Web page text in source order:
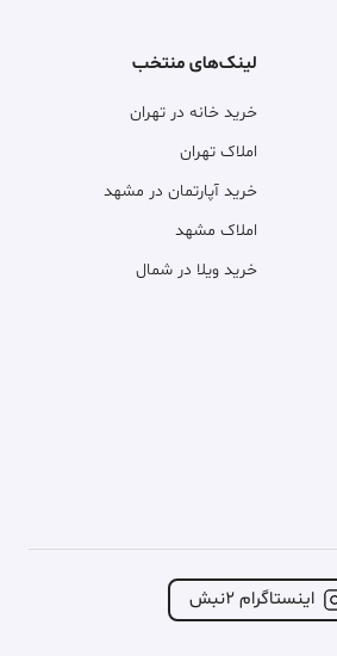
لینک‌های منتخب
خرید خانه در تهران
املاک تهران
خرید آپارتمان در مشهد
املاک مشهد
خرید ویلا در شمال
اینستاگرام ۲نبش